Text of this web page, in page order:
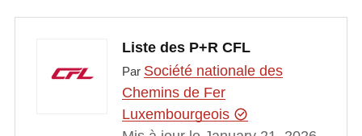
Liste des P+R CFL
Par Société nationale des
Chemins de Fer
Luxembourgeois